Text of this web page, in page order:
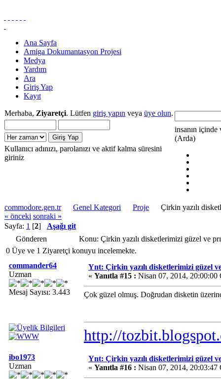
Ana Sayfa
Amiga Dokumantasyon Projesi
Medya
Yardım
Ara
Giriş Yap
Kayıt
Merhaba, Ziyaretçi. Lütfen giriş yapın veya üye olun.
Kullanıcı adınızı, parolanızı ve aktif kalma süresini
giriniz
insanın içinde
(Arda)
commodore.gen.tr Genel Kategori Proje
Çirkin yazılı
« önceki sonraki »
Sayfa: 1 [2] Aşağı git
Gönderen
Konu: Çirkin yazılı disketlerimizi güzel ve
0 Üye ve 1 Ziyaretçi konuyu incelemekte.
commander64
Uzman
Mesaj Sayısı: 3.443
Ynt: Çirkin yazılı disketlerimizi güzel
« Yanıtla #15 : Nisan 07, 2014, 20:00:00
Çok güzel olmuş. Doğrudan disketin
http://
ibo1973
Uzman
Ynt: Çirkin yazılı disketlerimizi güzel
« Yanıtla #16 : Nisan 07, 2014, 20:03:47